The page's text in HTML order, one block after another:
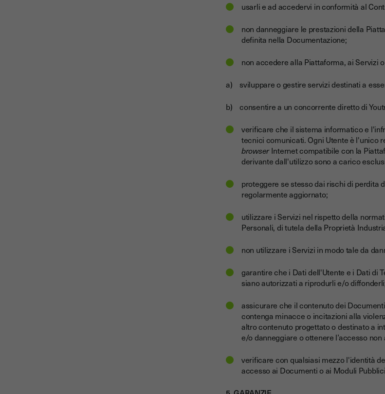
usarli e ad accedervi in conformità al
non danneggiare le prestazioni della
definita nella Documentazione;
non accedere alla Piattaforma, ai Servizi
a) sviluppare o gestire servizi destinati a
b) consentire a un concorrente diretto di
verificare che il sistema informatico e
tecnici comunicati. Ogni Utente è l'unico
browserInternet compatibile con la
derivante dall'utilizzo sono a carico
proteggere se stesso dai rischi di perdita
regolarmente aggiornato;
utilizzare i Servizi nel rispetto della
Personali, di tutela della Proprietà
non utilizzare i Servizi in modo tale da
garantire che i Dati dell'Utente e i Dati di
siano autorizzati a riprodurli e/o
assicurare che il contenuto dei
contenga minacce o incitazioni alla
altro contenuto progettato o destinato a
e/o danneggiare o ottenere l’accesso
verificare con qualsiasi mezzo l'identità
accesso ai Documenti o ai Moduli